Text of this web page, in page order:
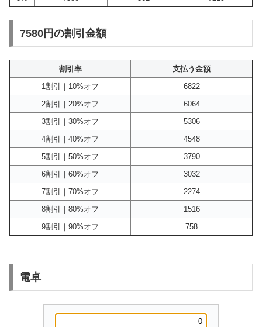
7580円の割引金額
割引率
支払う金額
1割引｜10%オフ
6822
2割引｜20%オフ
6064
3割引｜30%オフ
5306
4割引｜40%オフ
4548
5割引｜50%オフ
3790
6割引｜60%オフ
3032
7割引｜70%オフ
2274
8割引｜80%オフ
1516
9割引｜90%オフ
758
電卓